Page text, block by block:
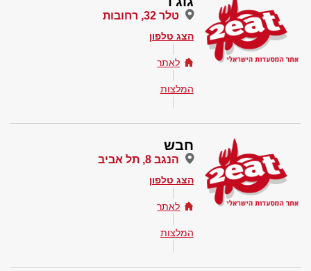
טלר 32, רחובות
הצג טלפון
לאתר
המלצות
חבש
הנגב 8, תל אביב
הצג טלפון
לאתר
המלצות